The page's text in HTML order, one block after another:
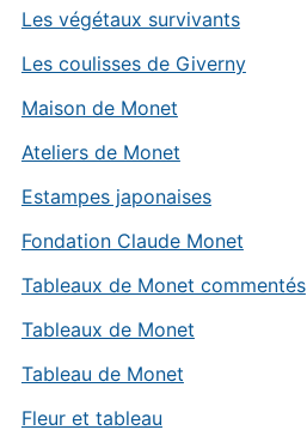
Les végétaux survivants
Les coulisses de Giverny
Maison de Monet
Ateliers de Monet
Estampes japonaises
Fondation Claude Monet
Tableaux de Monet commentés
Tableaux de Monet
Tableau de Monet
Fleur et tableau